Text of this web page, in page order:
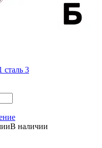
сталь 3
В наличии